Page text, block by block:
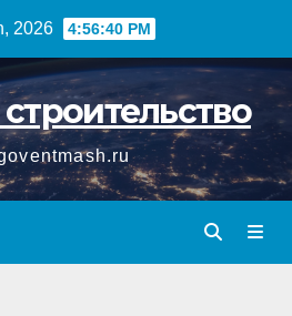
2026 4:56:40 PM